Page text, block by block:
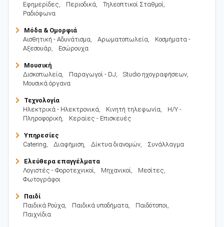
Εφημερίδες, Περιοδικά, Τηλεοπτικοί Σταθμοί,
Ραδιόφωνα
Μόδα & Ομορφιά
Αισθητική - Αδυνάτισμα, Αρωματοπωλεία,
Κοσμήματα -
Αξεσουάρ, Εσώρουχα
Μουσική
Δισκοπωλεία, Παραγωγοί - DJ, Studio ηχογραφήσεων,
Μουσικά όργανα
Τεχνολογία
Ηλεκτρικά - Ηλεκτρονικά, Κινητή τηλεφωνία,
Η/Υ -
Πληροφορική, Κεραίες - Επισκευές
Υπηρεσίες
Catering, Διαφήμιση, Δίκτυα διανομών, Συνάλλαγμα
Ελεύθερα επαγγέλματα
Λογιστές - Φοροτεχνικοί, Μηχανικοί, Μεσίτες,
Φωτογράφοι
Παιδί
Παιδικά Ρούχα, Παιδικά υποδήματα, Παιδότοποι,
Παιχνίδια